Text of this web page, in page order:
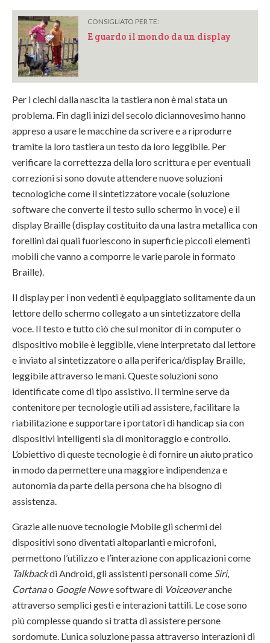
CONSIGLIATO PER TE:
E guardo il mondo da un display
Per i ciechi dalla nascita la tastiera non è mai stata un
problema. Fin dagli inizi del secolo diciannovesimo hanno
appreso a usare le macchine da scrivere e a riprodurre
tramite la loro tastiera un testo da loro leggibile. Per
verificare la correttezza della loro scrittura e per eventuali
correzioni si sono dovute attendere nuove soluzioni
tecnologiche come il sintetizzatore vocale (soluzione
software che converte il testo sullo schermo in voce) e il
display Braille (display costituito da una lastra metallica con
forellini dai quali fuoriescono in superficie piccoli elementi
mobili che vanno a comporre le varie parole in formato
Braille).
Il display per i non vedenti è equipaggiato solitamente da un
lettore dello schermo collegato a un sintetizzatore della
voce. Il testo e tutto ciò che sul monitor di in computer o
dispositivo mobile è leggibile, viene interpretato dal lettore
e inviato al sintetizzatore o alla periferica/display Braille,
leggibile attraverso le mani. Queste soluzioni sono
identificate come di tipo assistivo. Il termine serve da
contenitore per tecnologie utili ad assistere, facilitare la
riabilitazione e supportare i portatori di handicap sia con
dispositivi intelligenti sia di monitoraggio e controllo.
L’obiettivo di queste tecnologie è di fornire un aiuto pratico
in modo da permettere una maggiore indipendenza e
autonomia da parte della persona che ha bisogno di
assistenza.
Grazie alle nuove tecnologie Mobile gli schermi dei
dispositivi sono diventati altoparlanti e microfoni,
permettono l’utilizzo e l’interazione con applicazioni come
Talkbackdi Android, gli assistenti personali come Siri,
Cortanao Google Nowe software di Voiceoveranche
attraverso semplici gesti e interazioni tattili. Le cose sono
più complesse quando si tratta di assistere persone
sordomute. L’unica soluzione passa attraverso interazioni di